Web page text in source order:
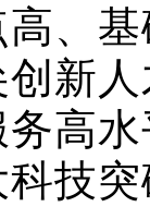
、
新
高
技